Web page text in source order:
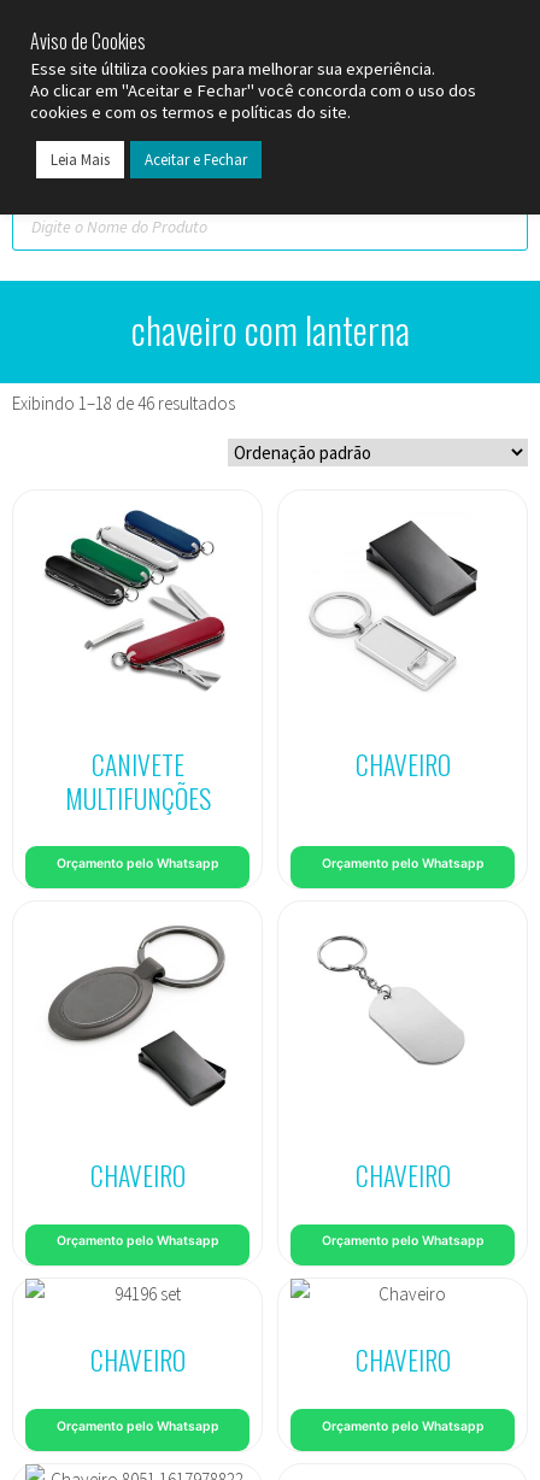
chaveiro com lanterna
Exibindo 1–18 de 46 resultados
CANIVETE
MULTIFUNÇÕES
Orçamento pelo Whatsapp
CHAVEIRO
Orçamento pelo Whatsapp
CHAVEIRO
Orçamento pelo Whatsapp
CHAVEIRO
Orçamento pelo Whatsapp
CHAVEIRO
Orçamento pelo Whatsapp
CHAVEIRO
Orçamento pelo Whatsapp
Aviso de Cookies
Esse site últiliza cookies para melhorar sua experiência.
Ao clicar em "Aceitar e Fechar" você concorda com o uso dos
cookies e com os termos e políticas do site.
Leia Mais Aceitar e Fechar